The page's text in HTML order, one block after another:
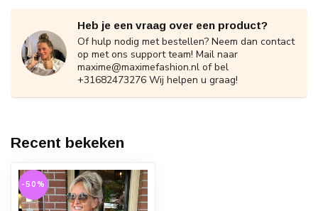
Heb je een vraag over een product?
Of hulp nodig met bestellen? Neem dan contact
op met ons support team! Mail naar
maxime@maximefashion.nl of bel
+31682473276 Wij helpen u graag!
Recent bekeken
-50%